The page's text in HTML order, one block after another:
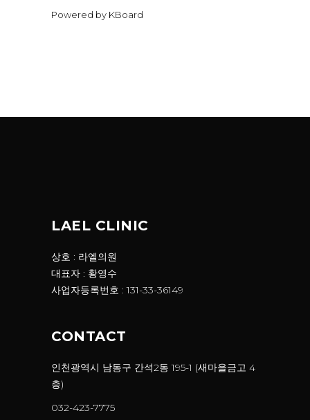
Powered by KBoard
LAEL CLINIC
상호 : 라엘의원
대표자 : 황영수
사업자등록번호 : 131-33-36149
CONTACT
인천광역시 남동구 간석2동 195-1 (새마을금고 4
층)
032-423-7775